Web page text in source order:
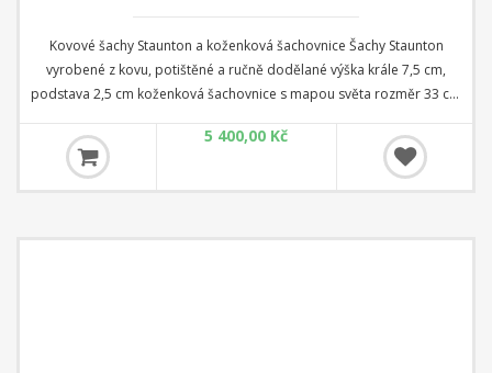
Kovové šachy Staunton a koženková šachovnice Šachy Staunton
vyrobené z kovu, potištěné a ručně dodělané výška krále 7,5 cm,
podstava 2,5 cm koženková šachovnice s mapou světa rozměr 33 cm
5 400,00 Kč